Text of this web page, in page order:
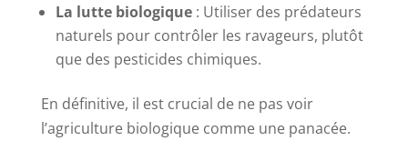
La lutte biologique: Utiliser des prédateurs
naturels pour contrôler les ravageurs, plutôt
que des pesticides chimiques.
En définitive, il est crucial de ne pas voir
l’agriculture biologique comme une panacée.